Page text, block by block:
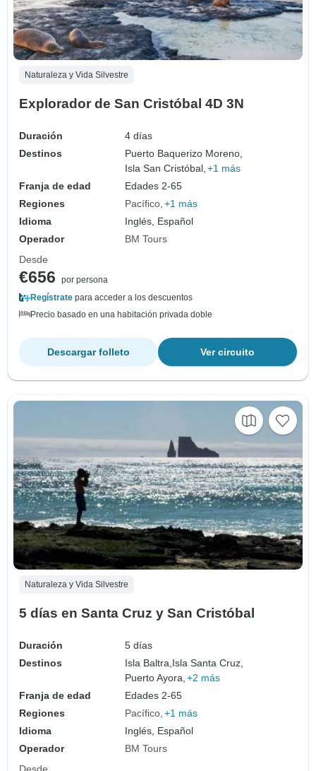
Naturaleza y Vida Silvestre
Explorador de San Cristóbal 4D 3N
Duración
4 días
Destinos
Puerto Baquerizo Moreno,
Isla San Cristóbal, +1 más
Franja de edad
Edades 2-65
Regiones
Pacífico +1 más
Idioma
Inglés, Español
Operador
BM Tours
Desde
€656
por persona
Regístrate para acceder a los descuentos
Precio basado en una habitación privada doble
Ver circuito
Descargar folleto
Naturaleza y Vida Silvestre
5 días en Santa Cruz y San Cristóbal
Duración
5 días
Destinos
Isla Baltra,Isla Santa Cruz,
Puerto Ayora, +2 más
Franja de edad
Edades 2-65
Regiones
Pacífico +1 más
Idioma
Inglés, Español
Operador
BM Tours